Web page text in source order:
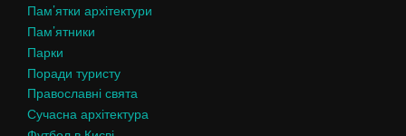
Пам’ятки архітектури
Пам’ятники
Парки
Поради туристу
Православні свята
Сучасна архітектура